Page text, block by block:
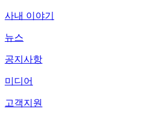
사내 이야기
뉴스
공지사항
미디어
고객지원